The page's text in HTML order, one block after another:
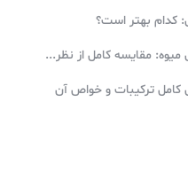
کدام بهتر است؟
مقایسه کامل از نظر...
ترکیبات و خواص آن